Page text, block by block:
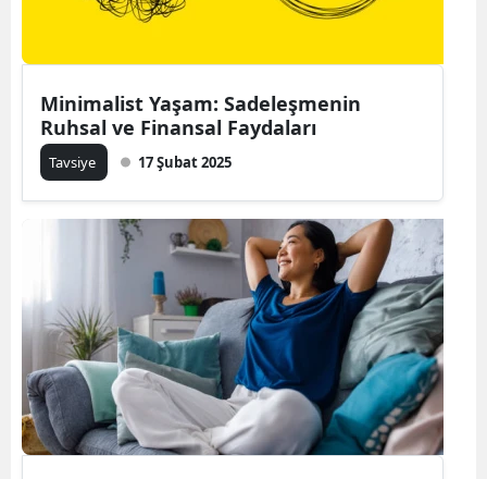
Bolu
Burdur
Bursa
Çankırı
Çorum
Denizli
Diyarbakır
Edirne
Elazığ
Minimalist Yaşam: Sadeleşmenin
Ruhsal ve Finansal Faydaları
Tavsiye 17 Şubat 2025